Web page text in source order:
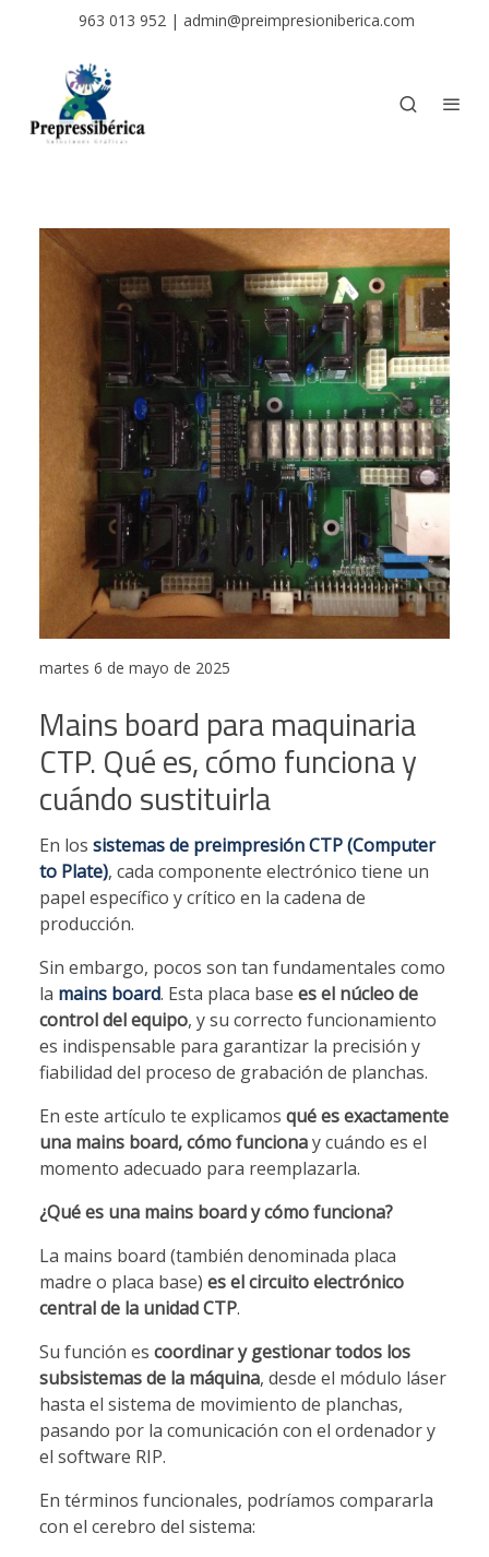
963 013 952 | admin@preimpresioniberica.com
martes 6 de mayo de 2025
Mains board para maquinaria
CTP. Qué es, cómo funciona y
cuándo sustituirla
En los sistemas de preimpresión CTP (Computer
to Plate), cada componente electrónico tiene un
papel específico y crítico en la cadena de
producción.
Sin embargo, pocos son tan fundamentales como
la mains board. Esta placa base es el núcleo de
control del equipo, y su correcto funcionamiento
es indispensable para garantizar la precisión y
fiabilidad del proceso de grabación de planchas.
En este artículo te explicamos qué es exactamente
una mains board, cómo funcionay cuándo es el
momento adecuado para reemplazarla.
¿Qué es una mains board y cómo funciona?
La mains board (también denominada placa
madre o placa base) es el circuito electrónico
central de la unidad CTP.
Su función es coordinar y gestionar todos los
subsistemas de la máquina, desde el módulo láser
hasta el sistema de movimiento de planchas,
pasando por la comunicación con el ordenador y
el software RIP.
En términos funcionales, podríamos compararla
con el cerebro del sistema: